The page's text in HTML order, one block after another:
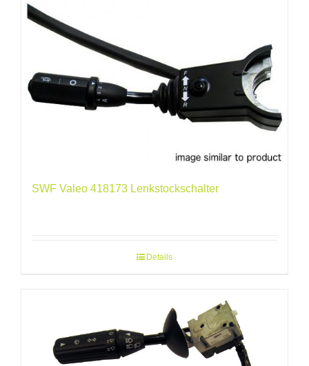
SWF Valeo 418173 Lenkstockschalter
Details